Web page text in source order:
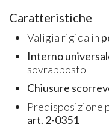
Caratteristiche
Valigia rigida in
Interno
sovrapposto
Chiusure
Predisposizione
art. 2-0351